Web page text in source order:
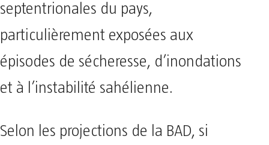
septentrionales du pays,
particulièrement exposées aux
épisodes de sécheresse, d’inondations
et à l’instabilité sahélienne.
Selon les projections de la BAD, si